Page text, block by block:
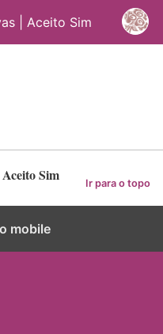
| Aceito Sim
Sim Ir para o topo
mobile